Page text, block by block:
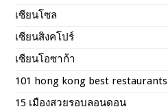
เซียนโซล
เซียนสิงคโปร์
เซียนโอซาก้า
101 hong kong best restaurants
15 เมืองสวยรอบลอนดอน